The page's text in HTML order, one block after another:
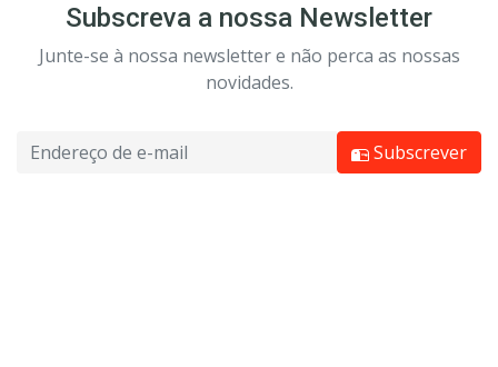
Subscreva a nossa Newsletter
Junte-se à nossa newsletter e não perca as nossas
novidades.
Subscrever